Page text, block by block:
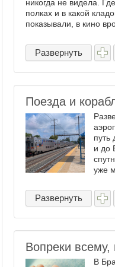
никогда не видела.
полках и в какой
показывали, в кино
Развернуть
Поезда и
путь
и до
уже
Развернуть
Вопреки
В